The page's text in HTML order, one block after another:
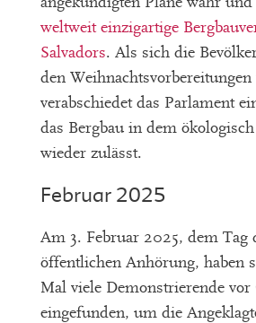
weltweit einzigartige
Salvadors. Als sich die
den
verabschiedet das Parlament
das Bergbau in dem
wieder zulässt.
Februar 2025
Am 3. Februar 2025, dem Tag
öffentlichen Anhörung, haben
Mal viele Demonstrierende vor
eingefunden, um die